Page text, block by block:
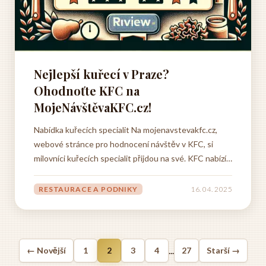
Nejlepší kuřecí v Praze?
Ohodnoťte KFC na
MojeNávštěvaKFC.cz!
Nabídka kuřecích specialit Na mojenavstevakfc.cz,
webové stránce pro hodnocení návštěv v KFC, si
milovníci kuřecích specialit přijdou na své. KFC nabízí
křupavý Kentucky Chicken až po modernější variace,
RESTAURACE A PODNIKY 16. 04. 2025
← Novější 1 2 3 4 ... 27 Starší →